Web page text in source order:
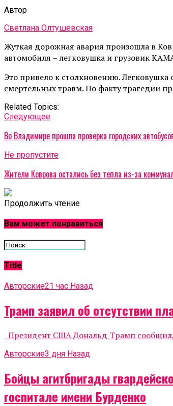
Автор
Светлана Олтушевская
Жуткая дорожная авария произошла в
автомобиля – легковушка и грузовик
Это привело к столкновению.
смертельных травм. По факту трагедии
Related Topics:
Cледующее
Во Владимире прошла проверка городских
Не пропустите
Жители Коврова остались без тепла из-за
Продолжить чтение
Вам может понравиться
Title
Авторские21 час Назад
Трамп заявил об отсутствии
Президент США Дональд Трамп сообщил,
Авторские3 дня Назад
Бойцы агитбригады
госпитале имени Бурденко